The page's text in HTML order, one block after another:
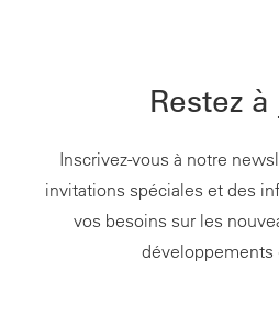
Restez
Inscrivez-vous à notre
invitations spéciales et des
vos besoins sur les
développements